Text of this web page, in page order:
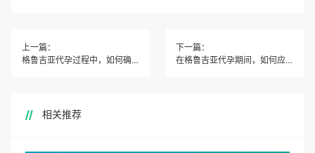
上一篇：
格鲁吉亚代孕过程中，如何确保代孕妈妈的身体健康和营养摄入？
下一篇：
在格鲁吉亚代孕期间，如何应对可能出现的心理压力和情绪波动？
相关推荐